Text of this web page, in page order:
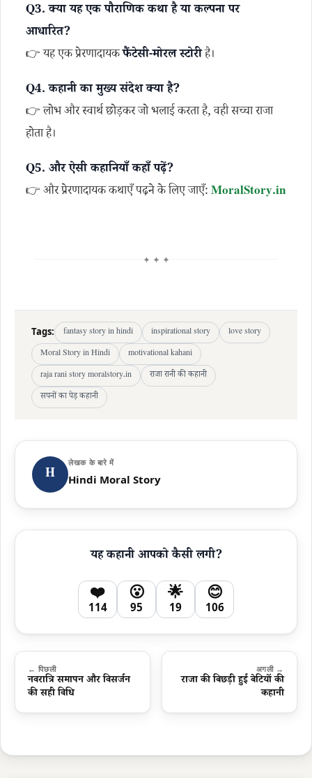
Q3. क्या यह एक पौराणिक कथा है या कल्पना पर
आधारित?
👉 यह एक प्रेरणादायकफैंटेसी-मोरल स्टोरीहै।
Q4. कहानी का मुख्य संदेश क्या है?
👉 लोभ और स्वार्थ छोड़कर जो भलाई करता है, वही सच्चा राजा
होता है।
Q5. और ऐसी कहानियाँ कहाँ पढ़ें?
👉 और प्रेरणादायक कथाएँ पढ़ने के लिए जाएँ:MoralStory.in
✦ ✦ ✦
Tags: fantasy story in hindi inspirational story
love story
Moral Story in Hindi
motivational kahani
raja rani story moralstory.in
राजा रानी की कहानी
सपनों का पेड़ कहानी
H
लेखक के बारे में
Hindi Moral Story
यह कहानी आपको कैसी लगी?
❤️
114
😮
95
🌟
19
😊
106
← पिछली
नवरात्रि समापन और विसर्जन
की सही विधि
अगली →
राजा की बिछड़ी हुई बेटियों की
कहानी